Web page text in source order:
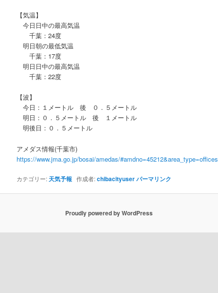
【気温】
今日日中の最高気温
千葉：24度
明日朝の最低気温
千葉：17度
明日日中の最高気温
千葉：22度
【波】
今日：１メートル 後 ０．５メートル
明日：０．５メートル 後 １メートル
明後日：０．５メートル
アメダス情報(千葉市)
https://www.jma.go.jp/bosai/amedas/
カテゴリー: 天気予報 作成者:chibacityuserパーマリンク
Proudly powered by WordPress